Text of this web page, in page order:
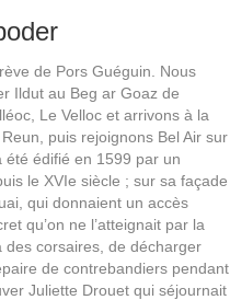
de Pors Guéguin. Nous
Ildut au Beg ar Goaz de
Le Velloc et arrivons à la
puis rejoignons Bel Air sur
été édifié en 1599 par un
le XVIe siècle ; sur sa façade
qui donnaient un accès
qu’on ne l’atteignait par la
des corsaires, de décharger
de contrebandiers pendant
Juliette Drouet qui séjournait